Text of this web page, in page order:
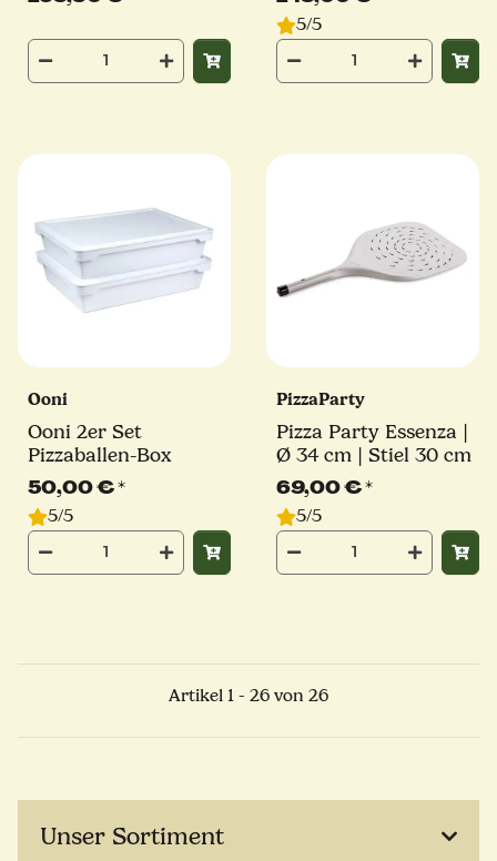
Stiel 30 cm | eckig
| eckig
5/5
Ooni
Ooni 2er Set
Pizzaballen-Box
50,00 €*
5/5
PizzaParty
Pizza Party Essenza |
Ø 34 cm | Stiel 30 cm
69,00 €*
5/5
Artikel 1 - 26 von 26
Unser Sortiment